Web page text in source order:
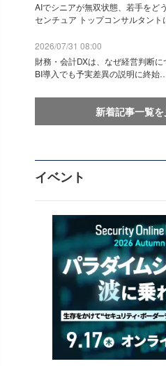
AIでシニアが無双状態、若手をど
センチュア トップコンサルタント
2026/07/31 08:00
財務・会計DXは、なぜ経営判断
BI導入でも予実差異の説明に終
新着記事一覧
イベント